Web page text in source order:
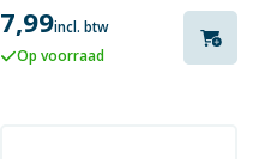
METER
7,99incl. btw
Op voorraad